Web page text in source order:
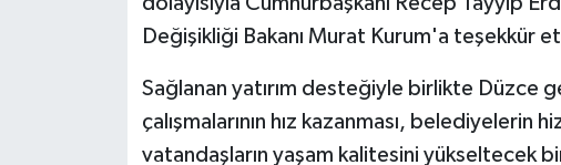
Değişikliği Bakanı Murat Kurum'a teşekkür
Sağlanan yatırım desteğiyle birlikte Düzce
çalışmalarının hız kazanması, belediyelerin
vatandaşların yaşam kalitesini yükseltecek